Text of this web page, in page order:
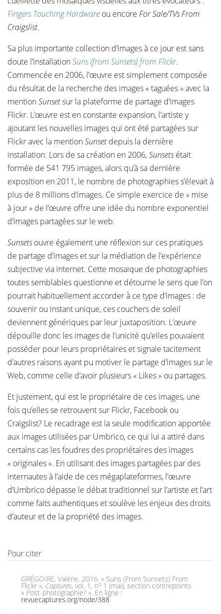
Fingers Touching Hardware ou encore For Sale/TVs From
Craigslist.
Sa plus importante collection d’images à ce jour est sans
doute l’installationSuns (from Sunsets) from Flickr.
Commencée en 2006, l’œuvre est simplement composée
du résultat de la recherche des images « taguées » avec la
mentionSunsetsur la plateforme de partage d’images
Flickr. L’œuvre est en constante expansion, l’artiste y
ajoutant les nouvelles images qui ont été partagées sur
Flickr avec la mentionSunsetdepuis la dernière
installation. Lors de sa création en 2006,Sunsetsétait
formée de 541 795 images, alors qu’à sa dernière
exposition en 2011, le nombre de photographies s’élevait à
plus de 8 millions d’images. Ce simple exercice de « mise
à jour » de l’œuvre offre une idée du nombre exponentiel
d’images partagées sur le web.
Sunsetsouvre également une réflexion sur ces pratiques
de partage d’images et sur la médiation de l’expérience
subjective via internet. Cette mosaïque de photographies
toutes semblables questionne et détourne le sens que l’on
pourrait habituellement accorder à ce type d’images : de
souvenir ou instant unique, ces couchers de soleil
deviennent génériques par leur juxtaposition. L’œuvre
dépouille donc les images de l’unicité qu’elles pouvaient
posséder pour leurs propriétaires et signale tacitement
d’autres raisons ayant pu motiver le partage d’images sur le
Web, comme celle d’avoir plusieurs « Likes » ou partages.
Et justement, qui est le propriétaire de ces images, une
fois qu’elles se retrouvent sur Flickr, Facebook ou
Craigslist? Le recadrage est la seule modification apportée
aux images utilisées par Umbrico, ce qui lui a attiré dans
certains cas les foudres des propriétaires des images
« originales ». En utilisant des images partagées par des
internautes à l’aide de ces mégaplateformes, l’œuvre
d’Umbrico dépasse le débat traditionnel sur l’artiste et l’art
comme faits authentiques et soulève les enjeux des droits
d’auteur et de la propriété des images.
Pour citer
GRÉGOIRE, Valérie. 2016. « Suns (From Sunsets) From
Flickr », Captures, vol. 1, no 1 (mai), section contrepoints
« Post-photographie? ». En ligne :
revuecaptures.org/node/388